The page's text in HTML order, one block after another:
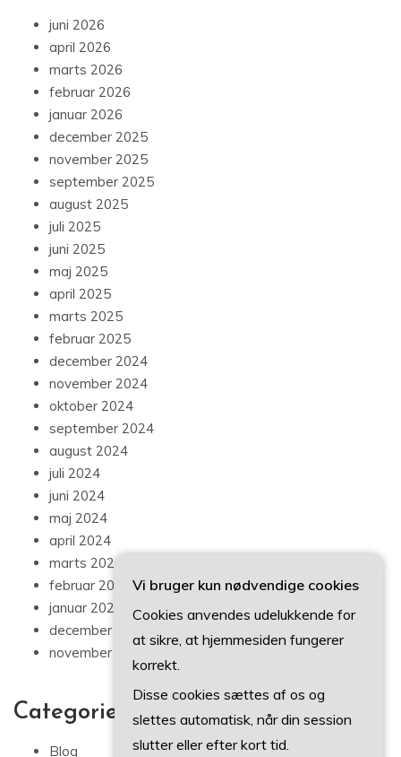
juni 2026
april 2026
marts 2026
februar 2026
januar 2026
december 2025
november 2025
september 2025
august 2025
juli 2025
juni 2025
maj 2025
april 2025
marts 2025
februar 2025
december 2024
november 2024
oktober 2024
september 2024
august 2024
juli 2024
juni 2024
maj 2024
april 2024
marts 2024
februar 2024
januar 2024
december 2023
november 2023
Categories
Blog
Vi bruger kun nødvendige cookies
Cookies anvendes udelukkende for
at sikre, at hjemmesiden fungerer
korrekt.
Disse cookies sættes af os og
slettes automatisk, når din session
slutter eller efter kort tid.